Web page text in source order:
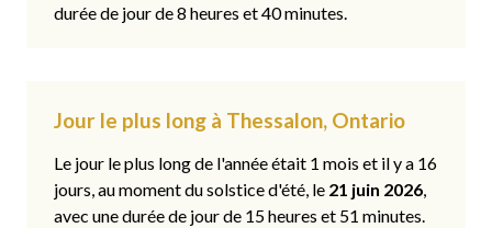
durée de jour de 8 heures et 40 minutes.
Jour le plus long à Thessalon, Ontario
Le jour le plus long de l'année était 1 mois et il y a 16
jours, au moment du solstice d'été, le 21 juin 2026,
avec une durée de jour de 15 heures et 51 minutes.